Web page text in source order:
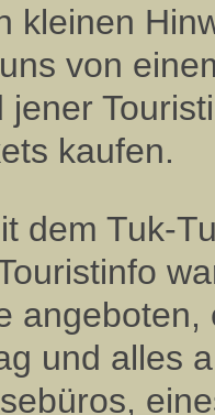
kleinen
von
kaufen.
dem Tuk-
und alles